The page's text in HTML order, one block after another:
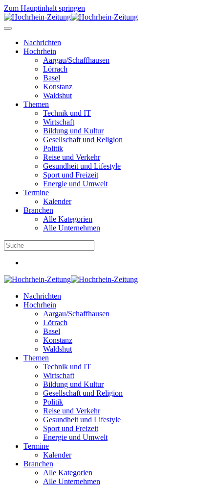
Zum Hauptinhalt springen
Nachrichten
Hochrhein
Aargau/Schaffhausen
Lörrach
Basel
Konstanz
Waldshut
Themen
Technik und IT
Wirtschaft
Bildung und Kultur
Gesellschaft und Religion
Politik
Reise und Verkehr
Gesundheit und Lifestyle
Sport und Freizeit
Energie und Umwelt
Termine
Kalender
Branchen
Alle Kategorien
Alle Unternehmen
Nachrichten
Hochrhein
Aargau/Schaffhausen
Lörrach
Basel
Konstanz
Waldshut
Themen
Technik und IT
Wirtschaft
Bildung und Kultur
Gesellschaft und Religion
Politik
Reise und Verkehr
Gesundheit und Lifestyle
Sport und Freizeit
Energie und Umwelt
Termine
Kalender
Branchen
Alle Kategorien
Alle Unternehmen